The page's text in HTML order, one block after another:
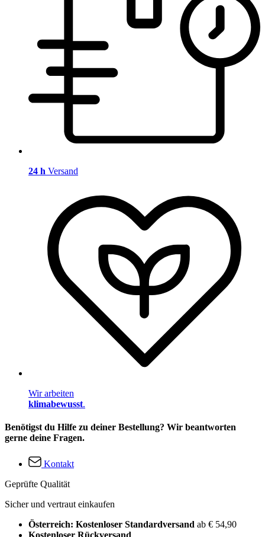
24 h Versand
Wir arbeiten
klimabewusst.
Benötigst du Hilfe zu deiner Bestellung? Wir beantworten
gerne deine Fragen.
Kontakt
Geprüfte Qualität
Sicher und vertraut einkaufen
Österreich: Kostenloser Standardversand ab € 54,90
Kostenloser Rückversand